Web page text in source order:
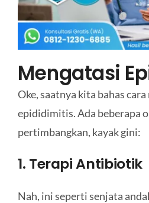
Mengatasi
Oke, saatnya kita bahas
epididimitis. Ada beberapa
pertimbangkan, kayak gini:
1. Terapi Antibiotik
Nah, ini seperti senjata